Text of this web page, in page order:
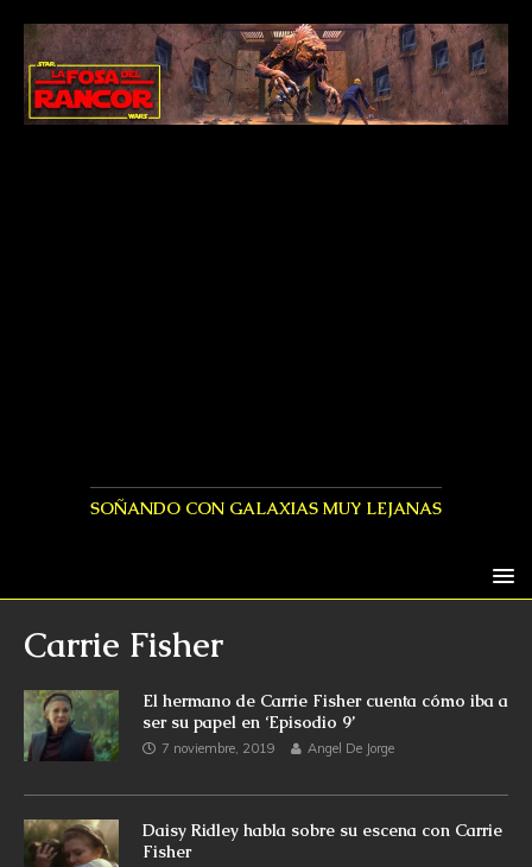
SOÑANDO CON GALAXIAS MUY LEJANAS
Carrie Fisher
El hermano de Carrie Fisher cuenta cómo iba a
ser su papel en ‘Episodio 9’
7 noviembre, 2019 Angel De Jorge
Daisy Ridley habla sobre su escena con Carrie
Fisher